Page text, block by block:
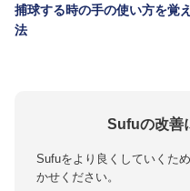
捕球する時の手の使い方を覚
法
Sufuの改善
Sufuをより良くしていくた
かせください。